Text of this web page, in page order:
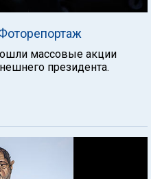
массовые акции
президента.